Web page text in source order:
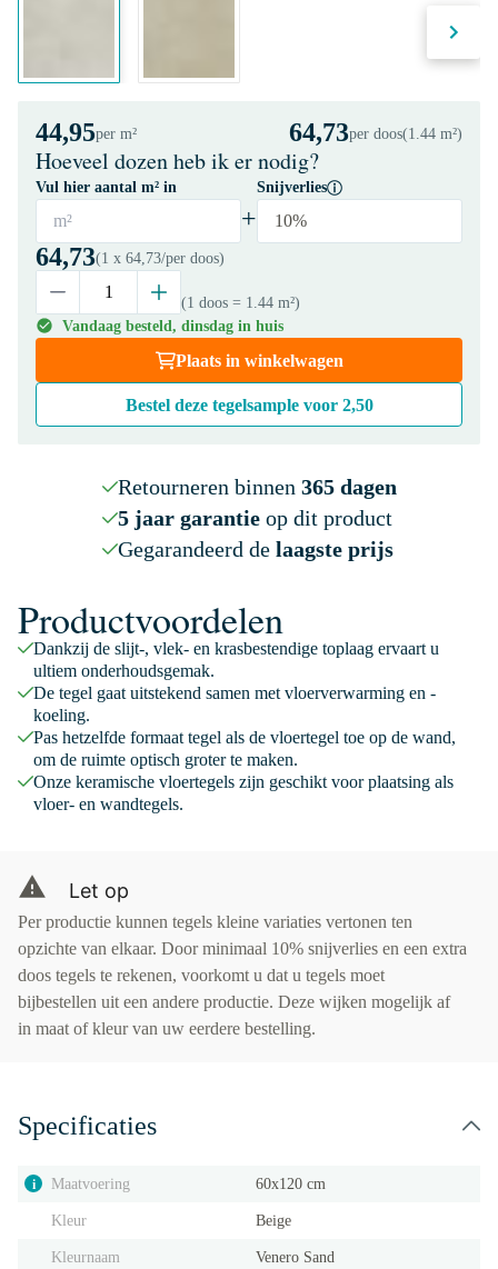
44,95per m² 64,73per doos(1.44 m²)
Hoeveel dozen heb ik er nodig?
Vul hier aantal m² in
m² +
Snijverlies
10%
64,73(1 x 64,73/per doos)
(1 doos = 1.44 m²)
Vandaag besteld, dinsdag in huis
Plaats in winkelwagen
Bestel deze tegelsample voor 2,50
Retourneren binnen 365 dagen
5 jaar garantieop dit product
Gegarandeerd de laagste prijs
Productvoordelen
Dankzij de slijt-, vlek- en krasbestendige toplaag ervaart u
ultiem onderhoudsgemak.
De tegel gaat uitstekend samen met vloerverwarming en -
koeling.
Pas hetzelfde formaat tegel als de vloertegel toe op de wand,
om de ruimte optisch groter te maken.
Onze keramische vloertegels zijn geschikt voor plaatsing als
vloer- en wandtegels.
Let op
Per productie kunnen tegels kleine variaties vertonen ten
opzichte van elkaar. Door minimaal 10% snijverlies en een extra
doos tegels te rekenen, voorkomt u dat u tegels moet
bijbestellen uit een andere productie. Deze wijken mogelijk af
in maat of kleur van uw eerdere bestelling.
Specificaties
i Maatvoering 60x120 cm
Kleur Beige
Kleurnaam Venero Sand